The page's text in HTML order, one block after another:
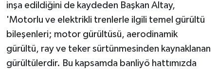
inşa edildiğini de kaydeden Başkan Altay,
'Motorlu ve elektrikli trenlerle ilgili temel gürültü
bileşenleri; motor gürültüsü, aerodinamik
gürültü, ray ve teker sürtünmesinden kaynaklanan
gürültülerdir. Bu kapsamda banliyö hattımızda